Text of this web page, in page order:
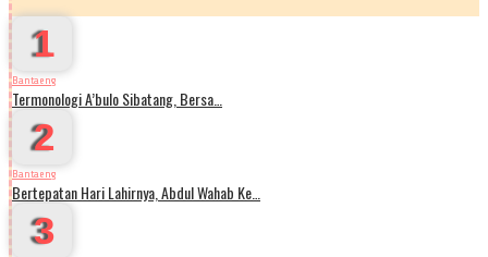
1
Bantaeng
Termonologi A’bulo Sibatang, Bersa…
2
Bantaeng
Bertepatan Hari Lahirnya, Abdul Wahab Ke…
3